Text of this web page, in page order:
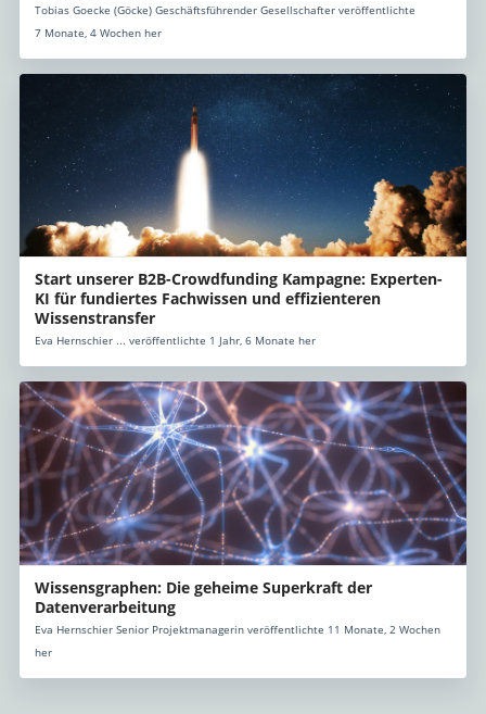
Tobias Goecke (Göcke) Geschäftsführender Gesellschafter veröffentlichte
7 Monate, 4 Wochen her
Start unserer B2B-Crowdfunding Kampagne: Experten-
KI für fundiertes Fachwissen und effizienteren
Wissenstransfer
Eva Hernschier ... veröffentlichte 1 Jahr, 6 Monate her
Wissensgraphen: Die geheime Superkraft der
Datenverarbeitung
Eva Hernschier Senior Projektmanagerin veröffentlichte 11 Monate, 2 Wochen
her